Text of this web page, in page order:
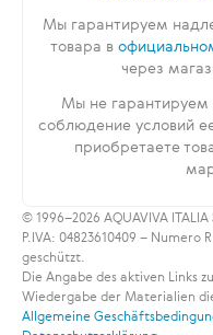
Мы гарантируем
товара в
через
Мы не гарантируем
соблюдение условий
приобретаете
© 1996–2026 AQUAVIVA
P.IVA: 04823610409 – Numero
geschützt.
Die Angabe des aktiven Links
Wiedergabe der Materialien
Allgemeine